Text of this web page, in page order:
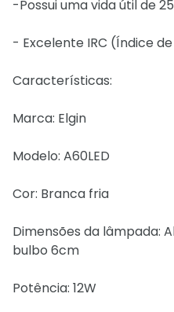
-Possui uma vida útil de
- Excelente IRC (Índice
Características:
Marca: Elgin
Modelo: A60LED
Cor: Branca fria
Dimensões da lâmpada:
bulbo 6cm
Potência: 12W